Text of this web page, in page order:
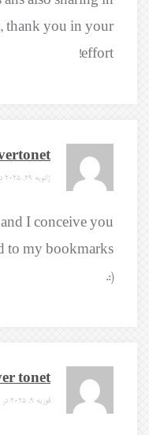
thank you in your
effort!
ژانویه 29, 2025 در 4:10 ق.ظ
I conceive you
to my bookmarks
(:.
tonet
فوریه 9, 2025 در 12:07 ب.ظ